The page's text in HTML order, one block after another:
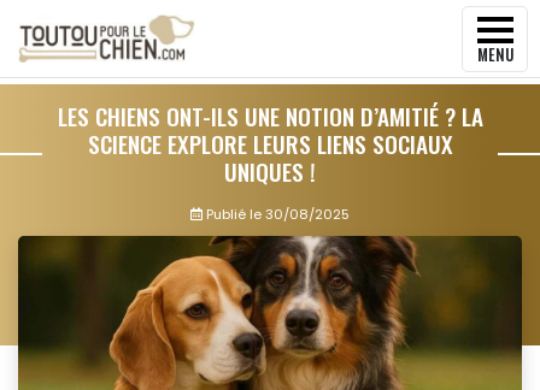
MENU
LES CHIENS ONT-ILS UNE NOTION D’AMITIÉ ? LA
SCIENCE EXPLORE LEURS LIENS SOCIAUX
UNIQUES !
Publié le30/08/2025